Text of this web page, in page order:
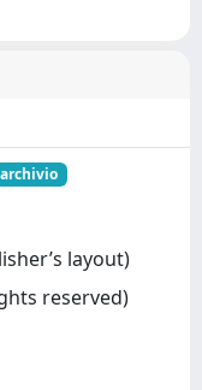
layout)
reserved)